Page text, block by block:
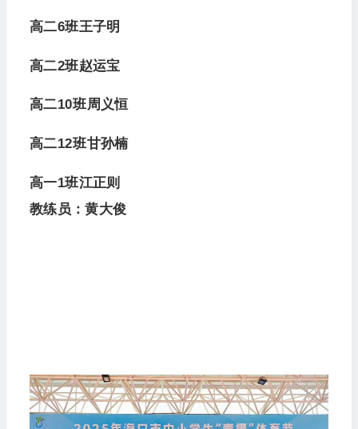
高二6班王子明
高二2班赵运宝
高二10班周义恒
高二12班甘孙楠
高一1班江正则
教练员：黄大俊